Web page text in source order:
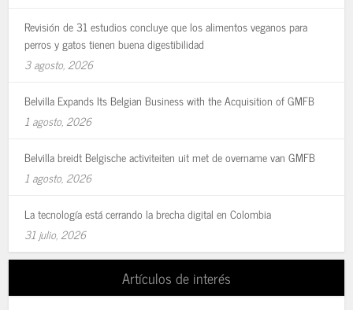
Revisión de 31 estudios concluye que los alimentos veganos para
perros y gatos tienen buena digestibilidad
3 agosto, 2026
Belvilla Expands Its Belgian Business with the Acquisition of GMFB
1 agosto, 2026
Belvilla breidt Belgische activiteiten uit met de overname van GMFB
1 agosto, 2026
La tecnología está cerrando la brecha digital en Colombia
31 julio, 2026
Artículos de interés